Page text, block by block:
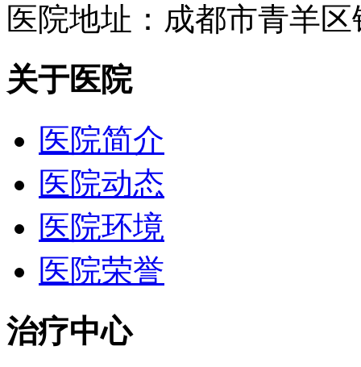
医院地址：成都市青羊
关于医院
医院简介
医院动态
医院环境
医院荣誉
治疗中心